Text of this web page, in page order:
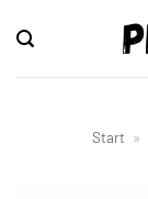
Inhalt
springen
Start »